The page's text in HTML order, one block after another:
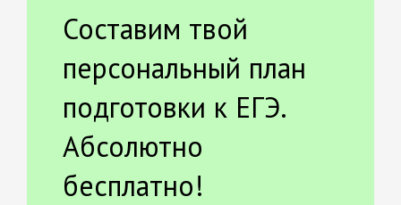
Составим твой
персональный план
подготовки к ЕГЭ.
Абсолютно
бесплатно!